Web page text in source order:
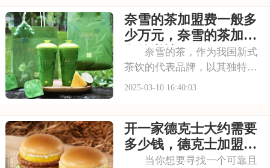
业者目光，而加盟费用无疑是
大家最关注的焦点。下面请看
现在加盟茶颜悦色大
奈雪的茶加盟费一般多
少万元，奈雪的茶加盟
条件详情2025
奈雪的茶，作为我国新式
茶饮的代表品牌，以其独特的
口感和优雅的环境赢得了众多
么，奈雪的茶加盟费及加盟条
件是怎样的呢？接下来，让我
们一起探讨这个问题
2025-03-10 16:40:03
开一家德克士大约需要
多少钱，德克士加盟费
用明细表
当你想要寻找一个可靠且